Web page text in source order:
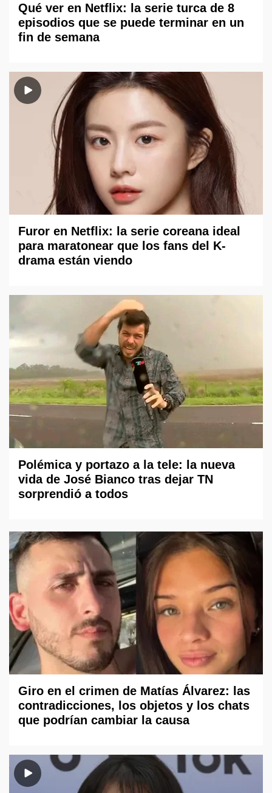
Qué ver en Netflix: la serie turca de 8
episodios que se puede terminar en un
fin de semana
Furor en Netflix: la serie coreana ideal
para maratonear que los fans del K-
drama están viendo
Polémica y portazo a la tele: la nueva
vida de José Bianco tras dejar TN
sorprendió a todos
Giro en el crimen de Matías Álvarez: las
contradicciones, los objetos y los chats
que podrían cambiar la causa